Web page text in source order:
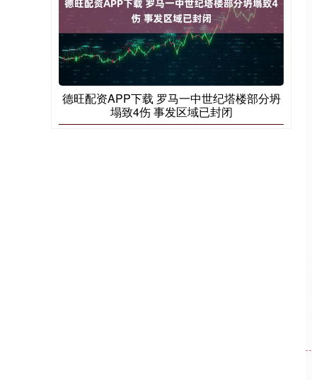
德旺配资APP下载 罗马一中世纪塔楼部分坍
塌致4伤 事发区域已封闭